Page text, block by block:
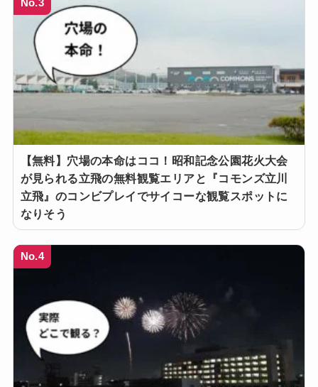
No.3
【無料】穴場の本命はココ！昭和記念公園花火大会
が見られる立飛の無料観覧エリアと『コモンズ立川
立飛』のコンビプレイでサイコーな観覧スポットに
なりそう
No.4